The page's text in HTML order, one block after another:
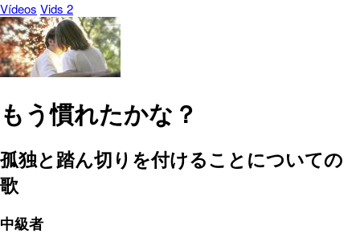
Vídeos Vids 2
もう慣れたかな？
孤独と踏ん切りを付けることについての
歌
中級者